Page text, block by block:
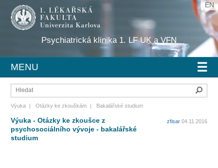
Psychiatrická klinika 1. LF UK a VFN
EN
☰
MENU
Výuka | Otázky ke zkouškám | Bakalářské studium
zfisar04.11.2016
Výuka - Otázky ke zkoušce z
psychosociálního vývoje - bakalářské
studium